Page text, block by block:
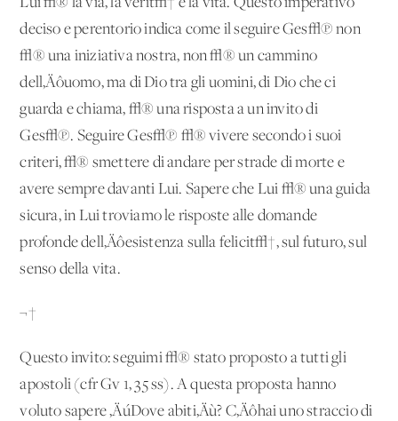
deciso e perentorio indica come il seguire Ges√π non
√® una iniziativa nostra, non √® un cammino
dell‚Äôuomo, ma di Dio tra gli uomini, di Dio che ci
guarda e chiama, √® una risposta a un invito di
Ges√π. Seguire Ges√π √® vivere secondo i suoi
criteri, √® smettere di andare per strade di morte e
avere sempre davanti Lui. Sapere che Lui √® una guida
sicura, in Lui troviamo le risposte alle domande
profonde dell‚Äôesistenza sulla felicit√†, sul futuro, sul
senso della vita.
¬†
Questo invito: seguimi √® stato proposto a tutti gli
apostoli (cfr Gv 1, 35 ss). A questa proposta hanno
voluto sapere ‚ÄúDove abiti‚Äù? C‚Äôhai uno straccio di